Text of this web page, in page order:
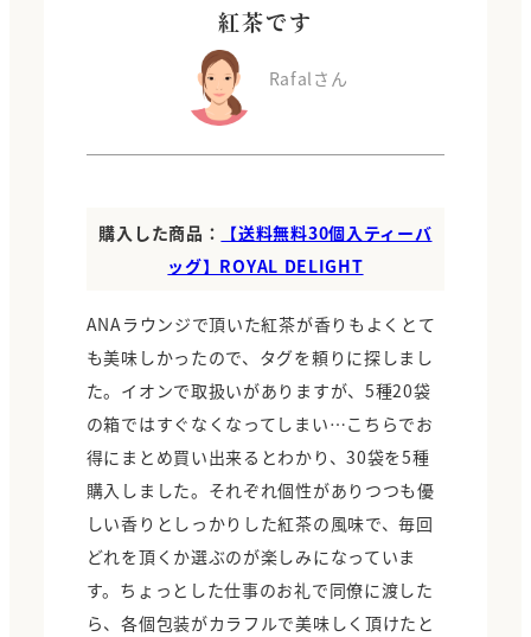
紅茶です
Rafalさん
購入した商品：
【送料無料30個入ティーバ
ッグ】ROYAL DELIGHT
ANAラウンジで頂いた紅茶が香りもよくとて
も美味しかったので、タグを頼りに探しまし
た。イオンで取扱いがありますが、5種20袋
の箱ではすぐなくなってしまい…こちらでお
得にまとめ買い出来るとわかり、30袋を5種
購入しました。それぞれ個性がありつつも優
しい香りとしっかりした紅茶の風味で、毎回
どれを頂くか選ぶのが楽しみになっていま
す。ちょっとした仕事のお礼で同僚に渡した
ら、各個包装がカラフルで美味しく頂けたと